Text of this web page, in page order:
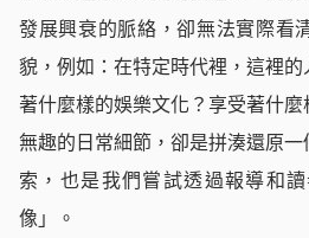
發展興衰的脈絡，卻無法實際看
貌，例如：在特定時代裡，這裡
著什麼樣的娛樂文化？享受著什
無趣的日常細節，卻是拼湊還原
索，也是我們嘗試透過報導和
像」。